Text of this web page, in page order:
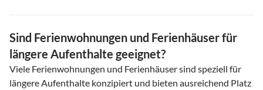
Sind Ferienwohnungen und Ferienhäuser für
längere Aufenthalte geeignet?
Viele Ferienwohnungen und Ferienhäuser sind speziell für
längere Aufenthalte konzipiert und bieten ausreichend Platz